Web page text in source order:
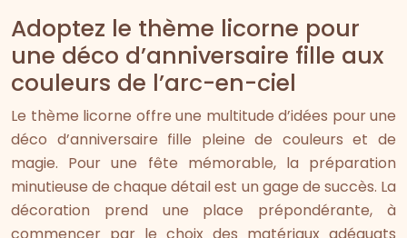
Adoptez le thème licorne pour
une déco d’anniversaire fille aux
couleurs de l’arc-en-ciel
Le thème licorne offre une multitude d’idées pour une
déco d’anniversaire fille pleine de couleurs et de
magie. Pour une fête mémorable, la préparation
minutieuse de chaque détail est un gage de succès. La
décoration prend une place prépondérante, à